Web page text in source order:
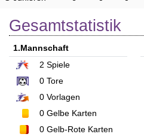
Gesamtstatistik
1.Mannschaft
2 Spiele
0 Tore
0 Vorlagen
0 Gelbe Karten
0 Gelb-Rote Karten